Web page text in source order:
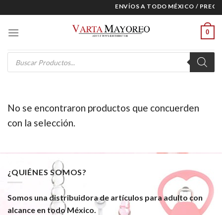
to
content
ENVÍOS A TODO MÉXICO /
0
Products
search
No se encontraron productos que concuerden
con la selección.
¿QUIÉNES SOMOS?
Somos una distribuidora de artículos para adulto con
alcance en todo México.